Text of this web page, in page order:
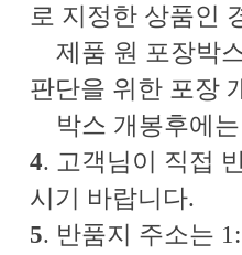
로 지정한 상품인
제품 원 포장박
판단을 위한 포장
박스 개봉후에는
4. 고객님이 직접
시기 바랍니다.
5. 반품지 주소는